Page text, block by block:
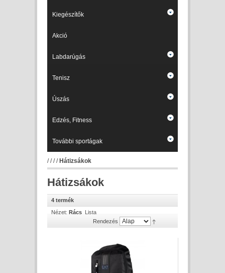
Kiegészítők
Akció
Labdarúgás
Tenisz
Úszás
Edzés, Fitness
További sportágak
//// Hátizsákok
Hátizsákok
4 termék
Nézet: Rács Lista
Rendezés